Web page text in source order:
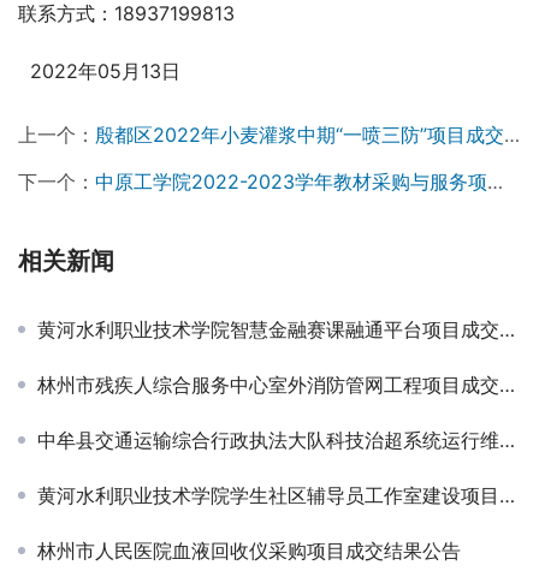
联系方式：18937199813
2022年05月13日
上一个： 殷都区2022年小麦灌浆中期“一喷三防”项目成交公告
下一个： 中原工学院2022-2023学年教材采购与服务项目成交公告
相关新闻
黄河水利职业技术学院智慧金融赛课融通平台项目成交公告
林州市残疾人综合服务中心室外消防管网工程项目成交结果公告￼
中牟县交通运输综合行政执法大队科技治超系统运行维护项目成交公告￼
黄河水利职业技术学院学生社区辅导员工作室建设项目成交公告￼
林州市人民医院血液回收仪采购项目成交结果公告